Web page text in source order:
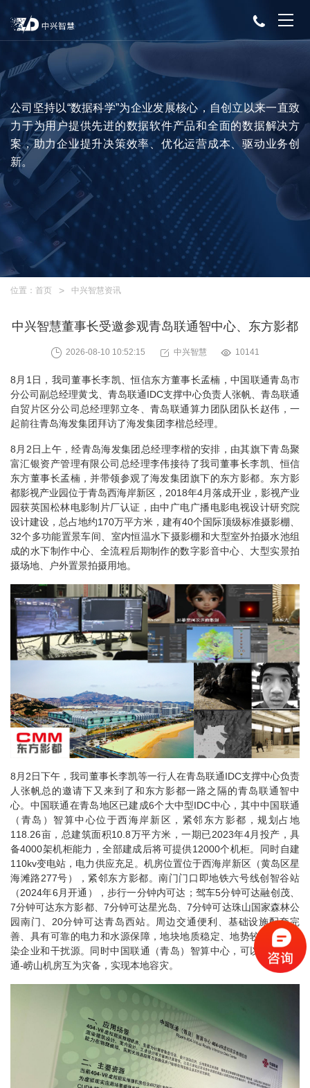
公司坚持以“数据科学”为企业发展核心，自创立以来一直致
力于为用户提供先进的数据软件产品和全面的数据解决方
案，助力企业提升决策效率、优化运营成本、驱动业务创
新。
位置： 首页 中兴智慧资讯
中兴智慧董事长受邀参观青岛联通智中心、东方影都
2026-08-10 10:52:15 中兴智慧 10141
8月1日，我司董事长李凯、恒信东方董事长孟楠，中国联通青岛市
分公司副总经理黄戈、青岛联通IDC支撑中心负责人张帆、青岛联通
自贸片区分公司总经理郭立冬、青岛联通算力团队团队长赵伟，一
起前往青岛海发集团拜访了海发集团李楷总经理。
8月2日上午，经青岛海发集团总经理李楷的安排，由其旗下青岛聚
富汇银资产管理有限公司总经理李伟接待了我司董事长李凯、恒信
东方董事长孟楠，并带领参观了海发集团旗下的东方影都。东方影
都影视产业园位于青岛西海岸新区，2018年4月落成开业，影视产业
园获英国松林电影制片厂认证，由中广电广播电影电视设计研究院
设计建设，总占地约170万平方米，建有40个国际顶级标准摄影棚、
32个多功能置景车间、室内恒温水下摄影棚和大型室外拍摄水池组
成的水下制作中心、全流程后期制作的数字影音中心、大型实景拍
摄场地、户外置景拍摄用地。
8月2日下午，我司董事长李凯等一行人在青岛联通IDC支撑中心负责
人张帆总的邀请下又来到了和东方影都一路之隔的青岛联通智中
心。中国联通在青岛地区已建成6个大中型IDC中心，其中中国联通
（青岛）智算中心位于西海岸新区，紧邻东方影都，规划占地
118.26亩，总建筑面积10.8万平方米，一期已2023年4月投产，具
备4000架机柜能力，全部建成后将可提供12000个机柜。同时自建
110kv变电站，电力供应充足。机房位置位于西海岸新区（黄岛区星
海滩路277号），紧邻东方影都。南门门口即地铁六号线创智谷站
（2024年6月开通），步行一分钟内可达；驾车5分钟可达融创茂、
7分钟可达东方影都、7分钟可达星光岛、7分钟可达珠山国家森林公
园南门、20分钟可达青岛西站。周边交通便利、基础设施配套完
善、具有可靠的电力和水源保障，地块地质稳定、地势较高、无污
染企业和干扰源。同时中国联通（青岛）智算中心，可以跟中国联
通-崂山机房互为灾备，实现本地容灾。